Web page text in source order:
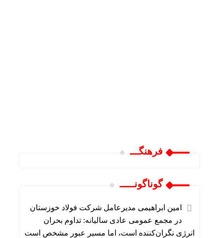
فرهنگـــ
گوناگونـــــ
امین ابراهیمی مدیرعامل شرکت فولاد خوزستان
در مجمع عمومی عادی سالیانه: تداوم بحران
انرژی نگران‌کننده است، اما مسیر عبور مشخص است